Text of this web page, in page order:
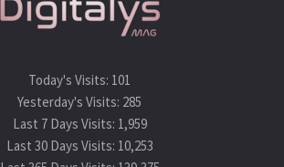
Today's Visits: 101
Yesterday's Visits: 285
Last 7 Days Visits: 1,959
Last 30 Days Visits: 10,253